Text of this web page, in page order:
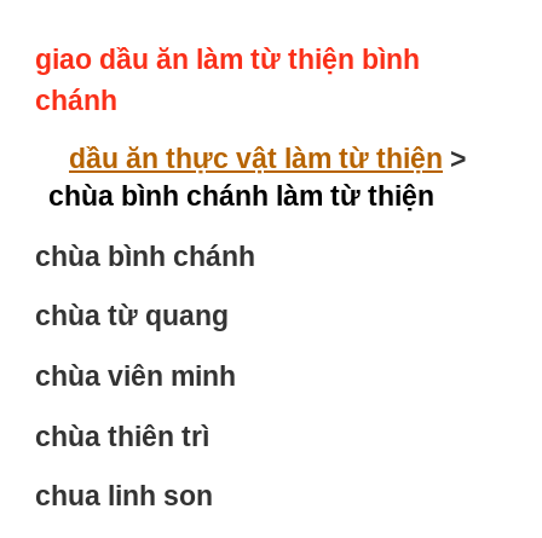
giao dầu ăn làm từ thiện bình
chánh
dầu ăn thực vật làm từ thiện ‎ > ‎
chùa bình chánh làm từ thiện
chùa bình chánh
chùa từ quang
chùa viên minh
chùa thiên trì
chua linh son